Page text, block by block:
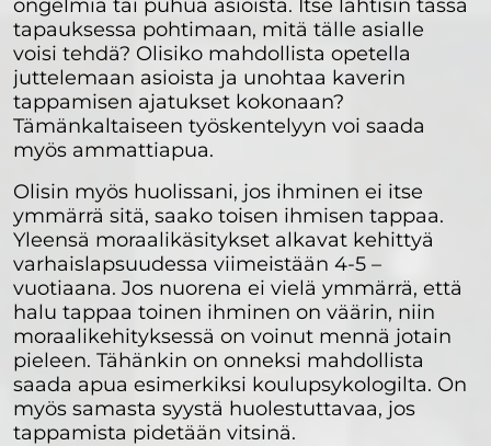
ongelmia tai puhua asioista. Itse lähtisin tässä
tapauksessa pohtimaan, mitä tälle asialle
voisi tehdä? Olisiko mahdollista opetella
juttelemaan asioista ja unohtaa kaverin
tappamisen ajatukset kokonaan?
Tämänkaltaiseen työskentelyyn voi saada
myös ammattiapua.
Olisin myös huolissani, jos ihminen ei itse
ymmärrä sitä, saako toisen ihmisen tappaa.
Yleensä moraalikäsitykset alkavat kehittyä
varhaislapsuudessa viimeistään 4-5 –
vuotiaana. Jos nuorena ei vielä ymmärrä, että
halu tappaa toinen ihminen on väärin, niin
moraalikehityksessä on voinut mennä jotain
pieleen. Tähänkin on onneksi mahdollista
saada apua esimerkiksi koulupsykologilta. On
myös samasta syystä huolestuttavaa, jos
tappamista pidetään vitsinä.